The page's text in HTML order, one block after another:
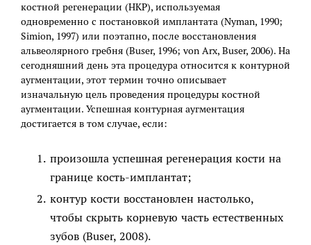
костной регенерации (НКР), используемая
одновременно с постановкой имплантата (Nyman, 1990;
Simion, 1997) или поэтапно, после восстановления
альвеолярного гребня (Buser, 1996; von Arx, Buser, 2006). На
сегодняшний день эта процедура относится к контурной
аугментации, этот термин точно описывает
изначальную цель проведения процедуры костной
аугментации. Успешная контурная аугментация
достигается в том случае, если:
произошла успешная регенерация кости на
границе кость-имплантат;
контур кости восстановлен настолько,
чтобы скрыть корневую часть естественных
зубов (Buser, 2008).